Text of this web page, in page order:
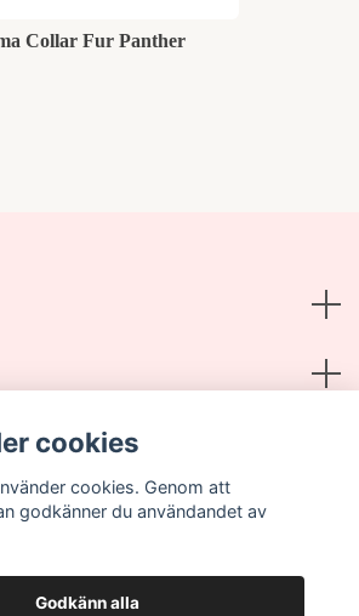
Collar Fur Panther
cookies
cookies. Genom att
godkänner du användandet av
Godkänn alla